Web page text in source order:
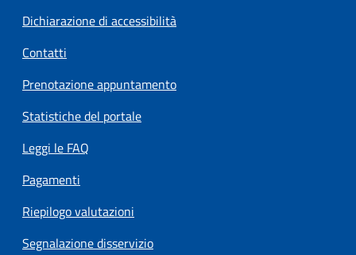
Dichiarazione di accessibilità
Contatti
Prenotazione appuntamento
Statistiche del portale
Leggi le FAQ
Pagamenti
Riepilogo valutazioni
Segnalazione disservizio